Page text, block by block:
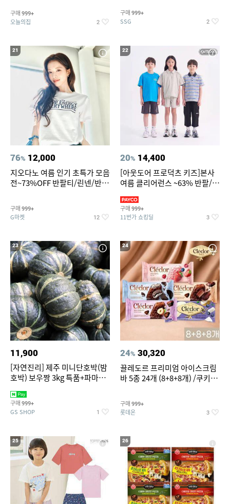
구매 999+
오늘의집 2
구매 999+
SSG 2
21
76% 12,000
지오다노 여름 인기 초특가 모음
전~73%OFF 반팔티/린넨/반바
구매 999+
G마켓 12
22
20% 14,400
[아웃도어 프로덕츠 키즈]본사
여름 클리어런스 ~63% 반팔/반
구매 999+
11번가 쇼킹딜 3
23
11,900
[자연진리] 제주 미니단호박(밤
호박) 보우짱 3kg 특품+파마산
구매 999+
GS SHOP 1
24
24% 30,320
끌레도르 프리미엄 아이스크림
바 5종 24개 (8+8+8개) /쿠키앤
구매 999+
롯데온 3
25 26